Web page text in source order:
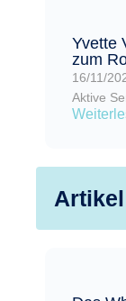
Yvette
zum
16/11/
Aktive
Artikel